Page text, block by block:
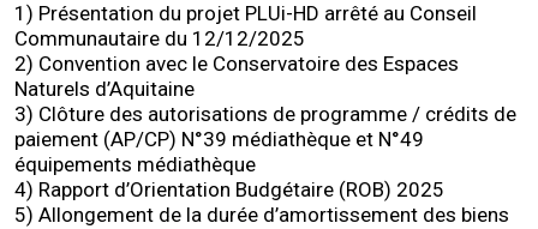
1) Présentation du projet PLUi-HD arrêté au Conseil
Communautaire du 12/12/2025
2) Convention avec le Conservatoire des Espaces
Naturels d’Aquitaine
3) Clôture des autorisations de programme / crédits de
paiement (AP/CP) N°39 médiathèque et N°49
équipements médiathèque
4) Rapport d’Orientation Budgétaire (ROB) 2025
5) Allongement de la durée d’amortissement des biens